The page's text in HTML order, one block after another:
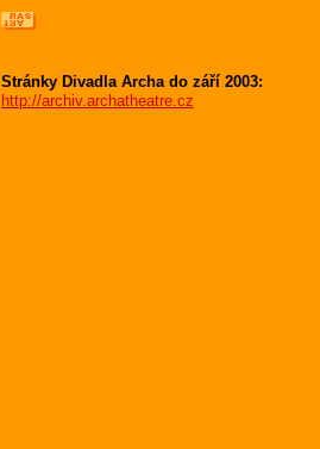
Stránky Divadla Archa do září 2003:
http://archiv.archatheatre.cz